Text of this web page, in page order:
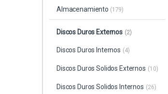
Almacenamiento (179)
Discos Duros Externos (2)
Discos Duros Internos (4)
Discos Duros Solidos Externos (10)
Discos Duros Solidos Internos (26)